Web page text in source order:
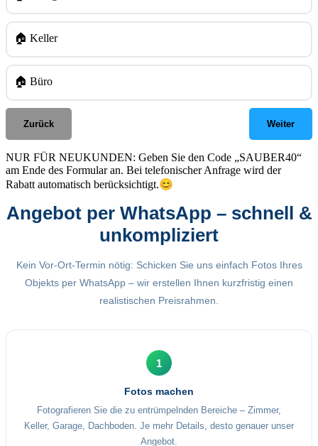
🏠 Keller
🏠 Büro
Zurück Weiter
NUR FÜR NEUKUNDEN: Geben Sie den Code „SAUBER40“
am Ende des Formular an. Bei telefonischer Anfrage wird der
Rabatt automatisch berücksichtigt.😊
Angebot per WhatsApp – schnell &
unkompliziert
Kein Vor-Ort-Termin nötig: Schicken Sie uns einfach Fotos Ihres
Objekts per WhatsApp – wir erstellen Ihnen kurzfristig einen
realistischen Preisrahmen.
1
Fotos machen
Fotografieren Sie die zu entrümpelnden Bereiche – Zimmer,
Keller, Garage, Dachboden. Je mehr Details, desto genauer unser
Angebot.